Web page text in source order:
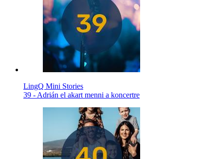
LingQ Mini Stories
39 - Adrián el akart menni a koncertre